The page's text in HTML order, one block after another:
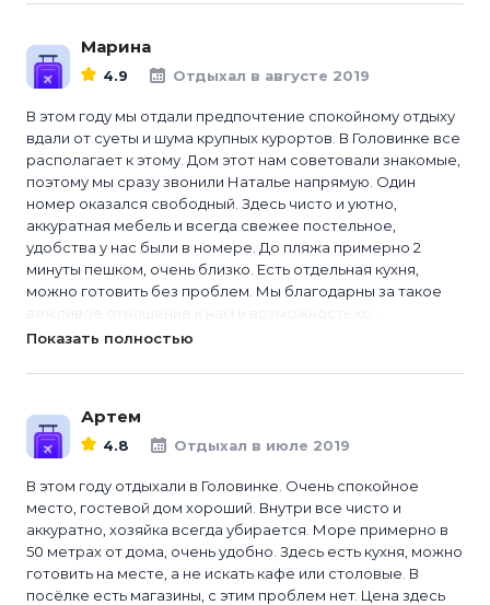
Марина
4.9 Отдыхал в августе 2019
В этом году мы отдали предпочтение спокойному отдыху
вдали от суеты и шума крупных курортов. В Головинке все
располагает к этому. Дом этот нам советовали знакомые,
поэтому мы сразу звонили Наталье напрямую. Один
номер оказался свободный. Здесь чисто и уютно,
аккуратная мебель и всегда свежее постельное,
удобства у нас были в номере. До пляжа примерно 2
минуты пешком, очень близко. Есть отдельная кухня,
можно готовить без проблем. Мы благодарны за такое
Показать полностью
Артем
4.8 Отдыхал в июле 2019
В этом году отдыхали в Головинке. Очень спокойное
место, гостевой дом хороший. Внутри все чисто и
аккуратно, хозяйка всегда убирается. Море примерно в
50 метрах от дома, очень удобно. Здесь есть кухня, можно
готовить на месте, а не искать кафе или столовые. В
посёлке есть магазины, с этим проблем нет. Цена здесь